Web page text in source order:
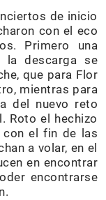
de inicio
con el eco
Primero una
la descarga se
que para Flor
mientras para
del nuevo reto
Roto el hechizo
el fin de las
a volar, en el
en encontrar
encontrarse